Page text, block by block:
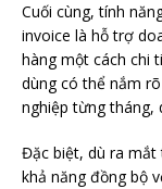
Cuối cùng, tính
invoice là hỗ trợ
hàng một cách chi
dùng có thể nắm
nghiệp từng tháng,
Đặc biệt, dù ra mắt
khả năng đồng bộ